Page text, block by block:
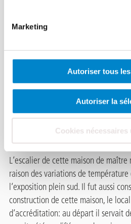
Marketing
Autoriser tous
Autoriser la
Cookies nécessaires
L‘escalier de cette maison de
raison des variations de
l‘exposition plein sud. Il fut aussi
construction de cette maison, le
d‘accréditation: au départ il servait